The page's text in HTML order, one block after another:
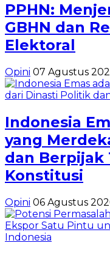
PPHN:
GBHN dan
Elektoral
Opini 07 Agustus
Indonesia
yang
dan Berpijak
Konstitusi
Opini 06 Agustus